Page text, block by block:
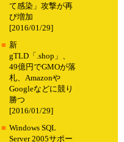
て感染」攻撃が再
び増加
[2016/01/29]
■ 新
gTLD「.shop」、
49億円でGMOが落
札、Amazonや
Googleなどに競り
勝つ
[2016/01/29]
■ Windows SQL
Server 2005サポー